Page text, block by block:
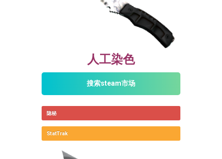
人工染色
搜索steam市场
隐秘
StatTrak